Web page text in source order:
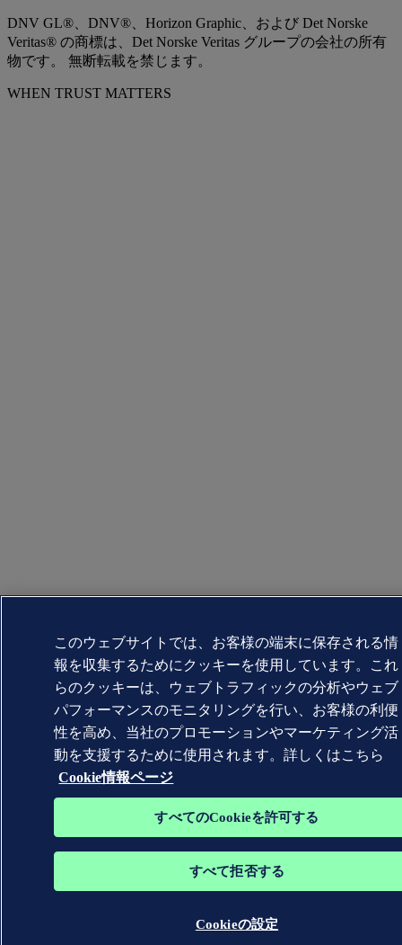
DNV GL®、DNV®、Horizon Graphic、および Det Norske
Veritas® の商標は、Det Norske Veritas グループの会社の所有
物です。 無断転載を禁じます。
WHEN TRUST MATTERS
このウェブサイトでは、お客様の端末に保存される情
報を収集するためにクッキーを使用しています。これ
らのクッキーは、ウェブトラフィックの分析やウェブ
パフォーマンスのモニタリングを行い、お客様の利便
性を高め、当社のプロモーションやマーケティング活
動を支援するために使用されます。詳しくはこちら
Cookie情報ページ
すべてのCookieを許可する
すべて拒否する
Cookieの設定